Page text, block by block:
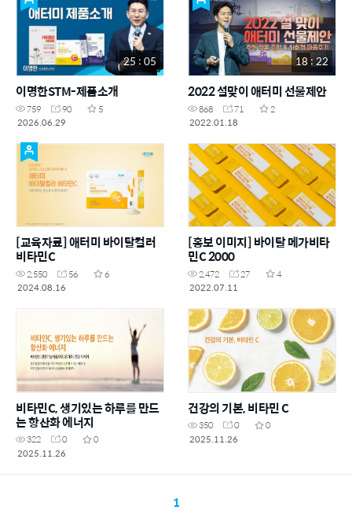
25 : 05
이명한STM-제품소개
759 90
5
2026.06.29
18 : 22
2022 설맞이 애터미 선물제안
868 71
2
2022.01.18
[교육자료] 애터미 바이탈컬러
비타민C
2,550 56
6
2024.08.16
[홍보 이미지] 바이탈 메가비타
민C 2000
2,472 27
4
2022.07.11
비타민C, 생기있는 하루를 만드
는 항산화 에너지
322 0
0
2025.11.26
건강의 기본, 비타민 C
350 0
0
2025.11.26
1